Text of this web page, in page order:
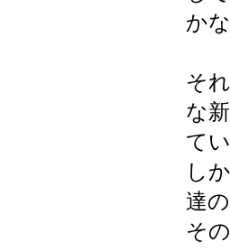
か
そ
な
て
し
達
そ